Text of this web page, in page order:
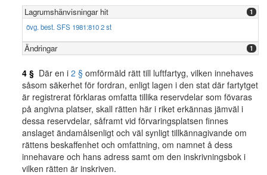
Lagrumshänvisningar hit 1
övg. best. SFS 1981:810 2 st
Ändringar 1
4 § Där en i 2 § omförmäld rätt till luftfartyg, vilken innehaves
såsom säkerhet för fordran, enligt lagen i den stat där fartytget
är registrerat förklaras omfatta tillika reservdelar som fövaras
på angivna platser, skall rätten här i riket erkännas jämväl i
dessa reservdelar, såframt vid förvaringsplatsen finnes
anslaget ändamålsenligt och väl synligt tillkännagivande om
rättens beskaffenhet och omfattning, om namnet å dess
innehavare och hans adress samt om den inskrivningsbok i
vilken rätten är inskriven.